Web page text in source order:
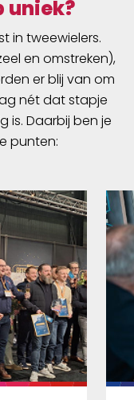
uniek?
in tweewielers.
en omstreken),
er blij van om
nét dat stapje
is. Daarbij ben je
punten: